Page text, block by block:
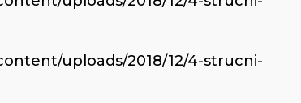
uploads/2018/12/4-strucni-